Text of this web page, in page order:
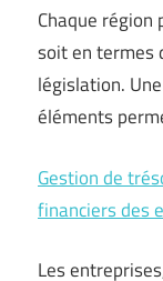
Chaque région
soit en termes
législation.
éléments
Gestion de
financiers des
Les